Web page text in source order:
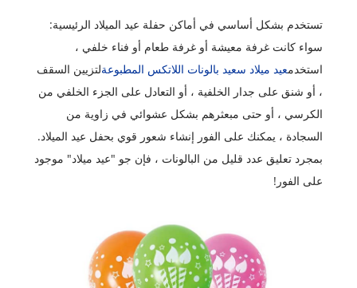
تستخدم بشكل أساسي في أماكن حفلة عيد الميلاد الرئيسية:
سواء كانت غرفة معيشة أو غرفة طعام أو فناء خلفي ،
استخدمعيد ميلاد سعيد بالونات اللاتكس المطبوعةلتزيين السقف
، أو شنق على جدار الخلفية ، أو التعادل على الجزء الخلفي من
الكرسي ، أو حتى مبعثرهم بشكل عشوائي في زاوية من
السجادة ، يمكنك على الفور إنشاء شعور قوي بحفل عيد الميلاد.
بمجرد تعليق عدد قليل من البالونات ، فإن جو "عيد ميلاد" موجود
على الفور!